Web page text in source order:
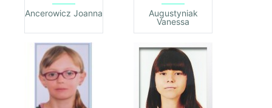
Ancerowicz Joanna
Augustyniak
Vanessa